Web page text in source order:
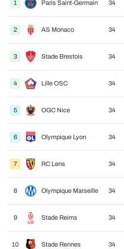
1 Paris Saint-Germain 34
2 AS Monaco 34
3 Stade Brestois 34
4 Lille OSC 34
5 OGC Nice 34
6 Olympique Lyon 34
7 RC Lens 34
8 Olympique Marseille 34
9 Stade Reims 34
10 Stade Rennes 34